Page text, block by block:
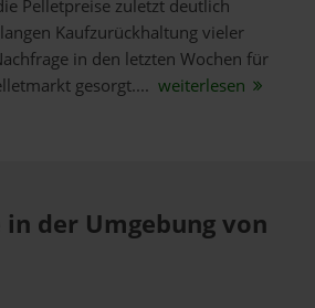
Pelletpreise zuletzt deutlich
Kaufzurückhaltung vieler
in den letzten Wochen für
gesorgt.... weiterlesen
der Umgebung von